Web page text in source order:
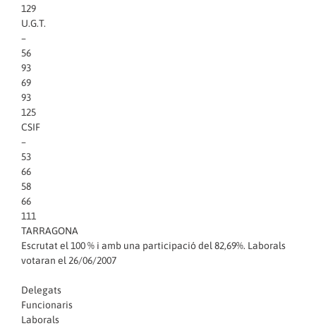
129
U.G.T.
–
56
93
69
93
125
CSIF
–
53
66
58
66
111
TARRAGONA
Escrutat el 100 % i amb una participació del 82,69%. Laborals
votaran el 26/06/2007
Delegats
Funcionaris
Laborals